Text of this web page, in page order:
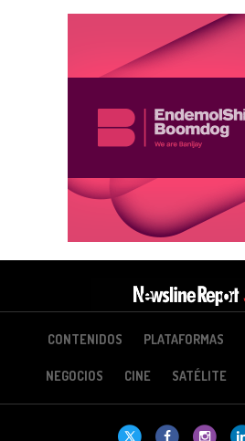
CONTENIDOS PLATAFORMAS
NEGOCIOS CINE SATÉLITE